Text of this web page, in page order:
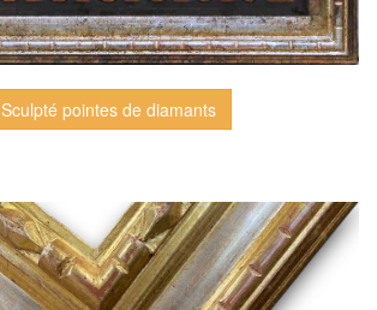
Sculpté pointes de diamants